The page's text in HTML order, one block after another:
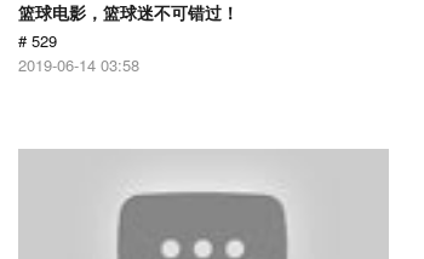
篮球电影，篮球迷不可错过！
# 529
2019-06-14 03:58